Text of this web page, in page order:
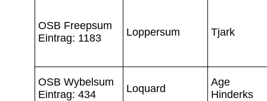
OSB Freepsum
Eintrag: 1183
Loppersum Tjark
OSB Wybelsum
Eintrag: 434
Loquard
Age
Hinderks